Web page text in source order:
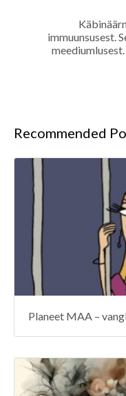
immuunsusest.
Recommended
Planeet MAA –